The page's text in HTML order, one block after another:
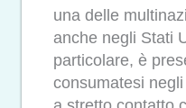
una delle
anche negli Stati
particolare, è
consumatesi